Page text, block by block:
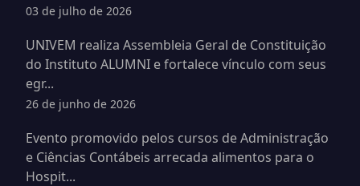
03 de julho de 2026
UNIVEM realiza Assembleia Geral de Constituição
do Instituto ALUMNI e fortalece vínculo com seus
egr...
26 de junho de 2026
Evento promovido pelos cursos de Administração
e Ciências Contábeis arrecada alimentos para o
Hospit...